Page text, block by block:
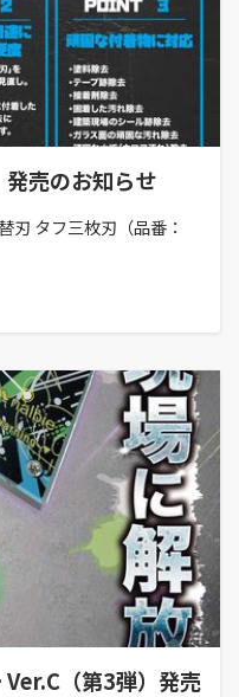
売のお知らせ
刃 タフ三枚刃（品番：
（第3弾）発売